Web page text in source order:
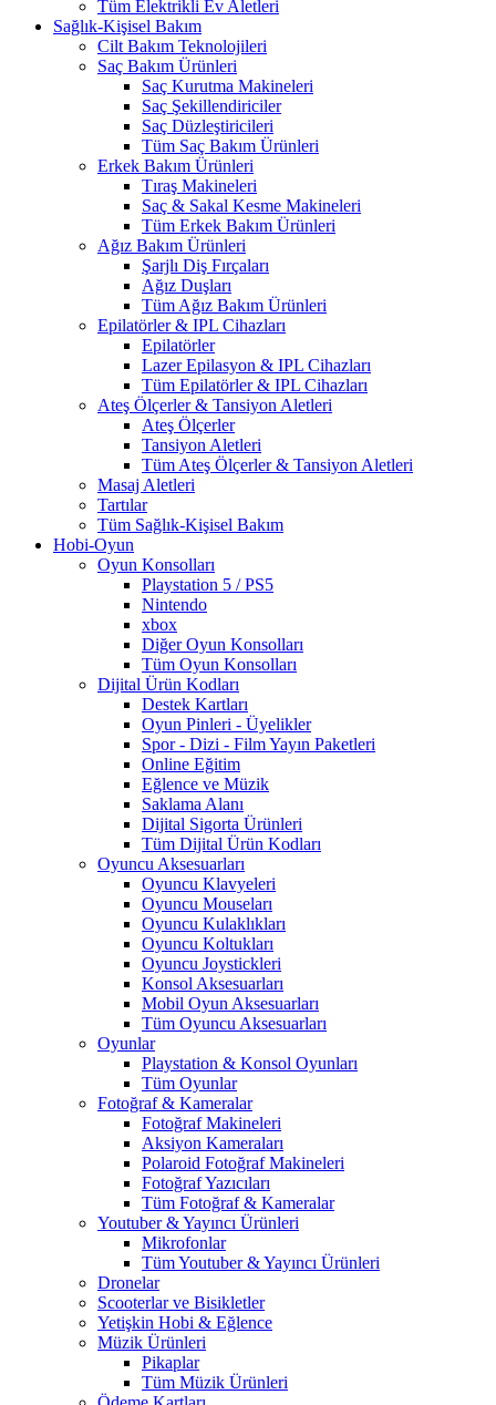
Tüm Elektrikli Ev Aletleri
Sağlık-Kişisel Bakım
Cilt Bakım Teknolojileri
Saç Bakım Ürünleri
Saç Kurutma Makineleri
Saç Şekillendiriciler
Saç Düzleştiricileri
Tüm Saç Bakım Ürünleri
Erkek Bakım Ürünleri
Tıraş Makineleri
Saç & Sakal Kesme Makineleri
Tüm Erkek Bakım Ürünleri
Ağız Bakım Ürünleri
Şarjlı Diş Fırçaları
Ağız Duşları
Tüm Ağız Bakım Ürünleri
Epilatörler & IPL Cihazları
Epilatörler
Lazer Epilasyon & IPL Cihazları
Tüm Epilatörler & IPL Cihazları
Ateş Ölçerler & Tansiyon Aletleri
Ateş Ölçerler
Tansiyon Aletleri
Tüm Ateş Ölçerler & Tansiyon Aletleri
Masaj Aletleri
Tartılar
Tüm Sağlık-Kişisel Bakım
Hobi-Oyun
Oyun Konsolları
Playstation 5 / PS5
Nintendo
xbox
Diğer Oyun Konsolları
Tüm Oyun Konsolları
Dijital Ürün Kodları
Destek Kartları
Oyun Pinleri - Üyelikler
Spor - Dizi - Film Yayın Paketleri
Online Eğitim
Eğlence ve Müzik
Saklama Alanı
Dijital Sigorta Ürünleri
Tüm Dijital Ürün Kodları
Oyuncu Aksesuarları
Oyuncu Klavyeleri
Oyuncu Mouseları
Oyuncu Kulaklıkları
Oyuncu Koltukları
Oyuncu Joystickleri
Konsol Aksesuarları
Mobil Oyun Aksesuarları
Tüm Oyuncu Aksesuarları
Oyunlar
Playstation & Konsol Oyunları
Tüm Oyunlar
Fotoğraf & Kameralar
Fotoğraf Makineleri
Aksiyon Kameraları
Polaroid Fotoğraf Makineleri
Fotoğraf Yazıcıları
Tüm Fotoğraf & Kameralar
Youtuber & Yayıncı Ürünleri
Mikrofonlar
Tüm Youtuber & Yayıncı Ürünleri
Dronelar
Scooterlar ve Bisikletler
Yetişkin Hobi & Eğlence
Müzik Ürünleri
Pikaplar
Tüm Müzik Ürünleri